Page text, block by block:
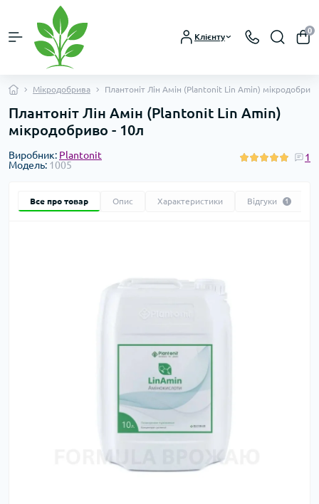
Клієнту
0
Мікродобрива Плантоніт Лін Амін (Plantonit Lin Amin)
Плантоніт Лін Амін (Plantonit Lin Amin)
мікродобриво - 10л
Виробник: Plantonit
Модель: 1005
1
Все про товар Опис Характеристики Відгуки 1